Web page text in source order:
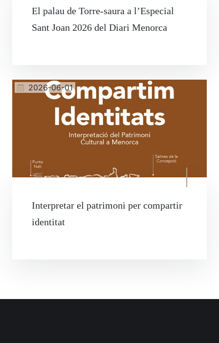
El palau de Torre-saura a l’Especial
Sant Joan 2026 del Diari Menorca
2026-06-01
Interpretar el patrimoni per compartir
identitat